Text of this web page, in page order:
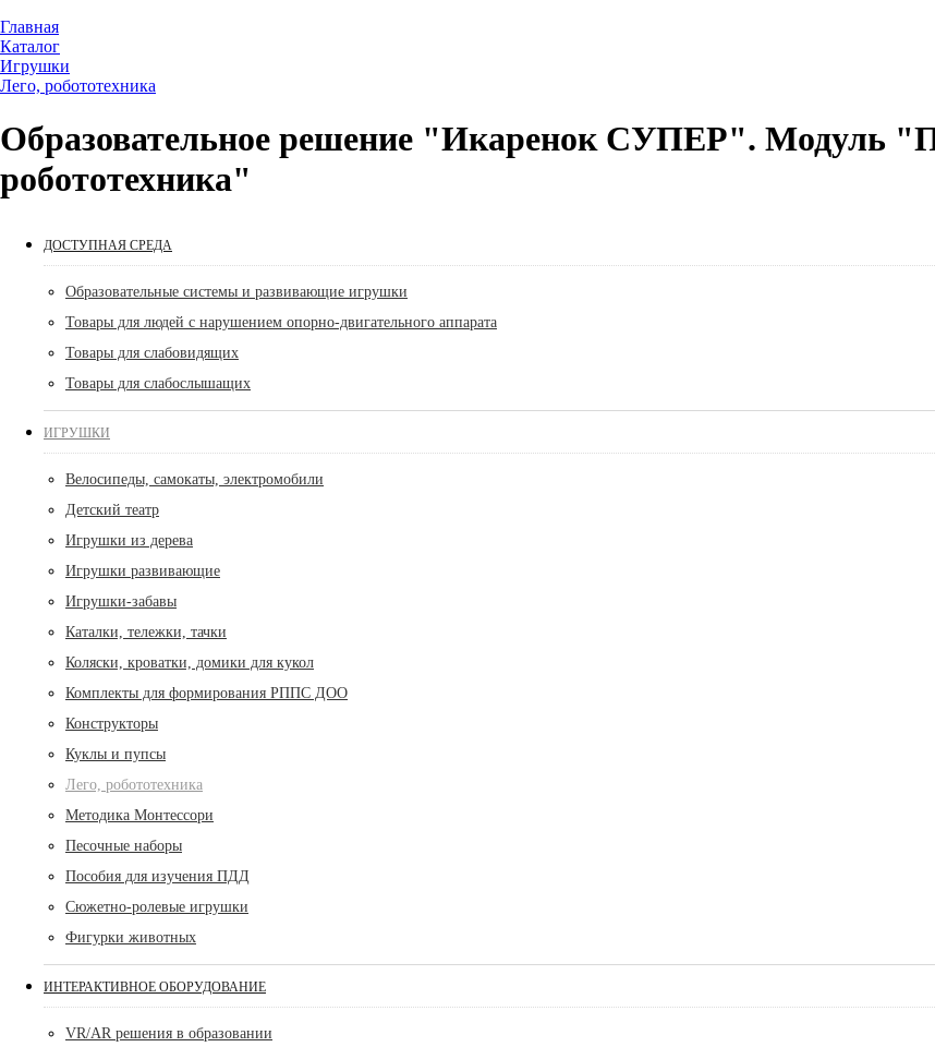
Главная
Каталог
Игрушки
Лего, робототехника
Образовательное решение "Икаренок СУПЕР". Модуль
робототехника"
ДОСТУПНАЯ СРЕДА
Образовательные системы и развивающие игрушки
Товары для людей с нарушением опорно-двигательного аппарата
Товары для слабовидящих
Товары для слабослышащих
ИГРУШКИ
Велосипеды, самокаты, электромобили
Детский театр
Игрушки из дерева
Игрушки развивающие
Игрушки-забавы
Каталки, тележки, тачки
Коляски, кроватки, домики для кукол
Комплекты для формирования РППС ДОО
Конструкторы
Куклы и пупсы
Лего, робототехника
Методика Монтессори
Песочные наборы
Пособия для изучения ПДД
Сюжетно-ролевые игрушки
Фигурки животных
ИНТЕРАКТИВНОЕ ОБОРУДОВАНИЕ
VR/AR решения в образовании